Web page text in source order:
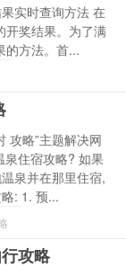
实时查询方法 在
开奖结果。为了满
的方法。首...
攻略”主题解决网
住宿攻略? 如果
泉并在那里住宿,
: 1. 预...
攻略